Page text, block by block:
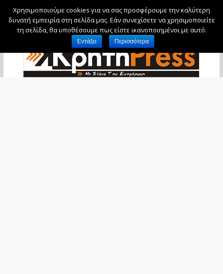
Σάββατο, 8 Αυγούστου, 2026
Χρησιμοποιούμε cookies για να σας προσφέρουμε την καλύτερη
δυνατή εμπειρία στη σελίδα μας. Εάν συνεχίσετε να χρησιμοποιείτε
τη σελίδα, θα υποθέσουμε πως είστε ικανοποιημένοι με αυτό.
Εντάξει Περισσότερα